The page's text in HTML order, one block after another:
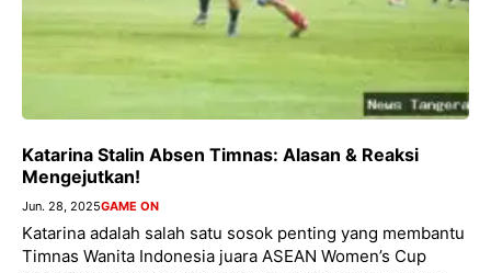
Katarina Stalin Absen Timnas: Alasan & Reaksi
Mengejutkan!
Jun. 28, 2025GAME ON
Katarina adalah salah satu sosok penting yang membantu
Timnas Wanita Indonesia juara ASEAN Women’s Cup